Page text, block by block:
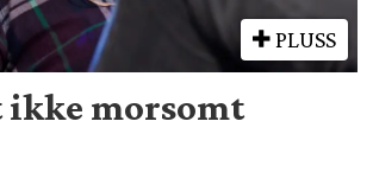
PLUSS
ikke morsomt